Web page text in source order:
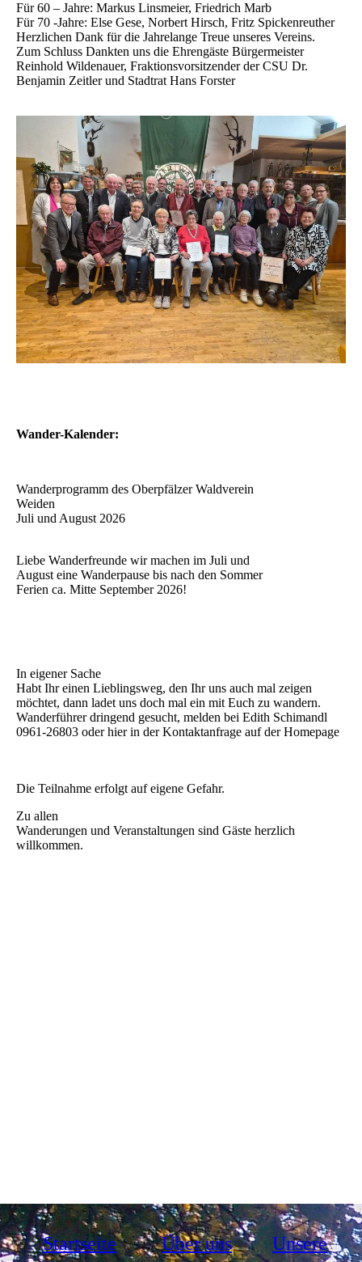
Für 60 – Jahre: Markus Linsmeier, Friedrich Marb
Für 70 -Jahre: Else Gese, Norbert Hirsch, Fritz Spickenreuther
Herzlichen Dank für die Jahrelange Treue unseres Vereins.
Zum Schluss Dankten uns die Ehrengäste Bürgermeister
Reinhold Wildenauer, Fraktionsvorsitzender der CSU Dr.
Benjamin Zeitler und Stadtrat Hans Forster
Wander-Kalender:
Wanderprogramm des Oberpfälzer Waldverein
Weiden
Juli und August 2026
Liebe Wanderfreunde wir machen im Juli und
August eine Wanderpause bis nach den Sommer
Ferien ca. Mitte September 2026!
In eigener Sache
Habt Ihr einen Lieblingsweg, den Ihr uns auch mal zeigen
möchtet, dann ladet uns doch mal ein mit Euch zu wandern.
Wanderführer dringend gesucht, melden bei Edith Schimandl
0961-26803 oder hier in der Kontaktanfrage auf der Homepage
Die Teilnahme erfolgt auf eigene Gefahr.
Zu allen
Wanderungen und Veranstaltungen sind Gäste herzlich
willkommen.
Startseite Über uns Unsere